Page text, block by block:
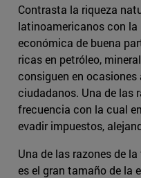
Contrasta la riqueza
latinoamericanos con
económica de buena
ricas en petróleo,
consiguen en
ciudadanos. Una de las
frecuencia con la cual
evadir impuestos,
Una de las razones de
es el gran tamaño de la